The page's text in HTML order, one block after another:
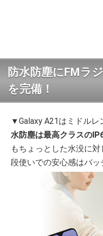
防水防塵にFMラ
を完備！
▼Galaxy A21はミドルレ
水防塵は最高クラスの
もちょっとした水没に
段使いでの安心感はバッ